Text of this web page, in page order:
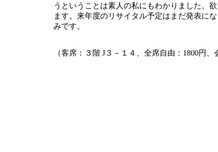
うということは素人の私にもわかりました。
ます。来年度のリサイタル予定はまだ発表に
みです。
（客席：３階 J３－１４、全席自由：1800円、